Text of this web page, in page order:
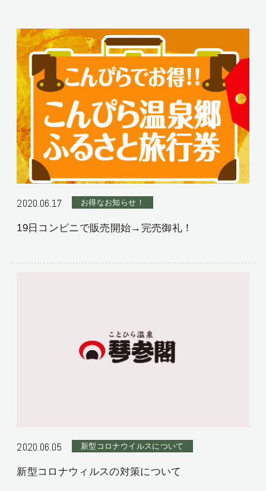
2020.06.17 お得なお知らせ！
19日コンビニで販売開始→完売御礼！
2020.06.05 新型コロナウイルスについて
新型コロナウィルスの対策について
版）
宿泊プラン一覧
ご予約・お問合せ 0877-75-1000
プラン一覧
マイページ
ご予約変更・確認・キャンセル
航空機付きプラン
レンタカー付きプラン